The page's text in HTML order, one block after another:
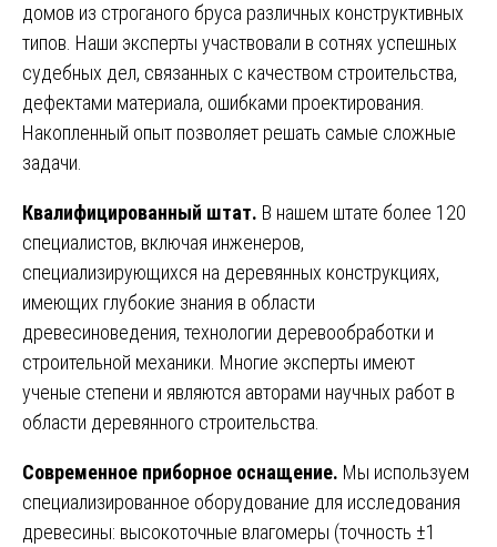
домов из строганого бруса различных конструктивных
типов. Наши эксперты участвовали в сотнях успешных
судебных дел, связанных с качеством строительства,
дефектами материала, ошибками проектирования.
Накопленный опыт позволяет решать самые сложные
задачи.
Квалифицированный штат. В нашем штате более 120
специалистов, включая инженеров,
специализирующихся на деревянных конструкциях,
имеющих глубокие знания в области
древесиноведения, технологии деревообработки и
строительной механики. Многие эксперты имеют
ученые степени и являются авторами научных работ в
области деревянного строительства.
Современное приборное оснащение. Мы используем
специализированное оборудование для исследования
древесины: высокоточные влагомеры (точность ±1